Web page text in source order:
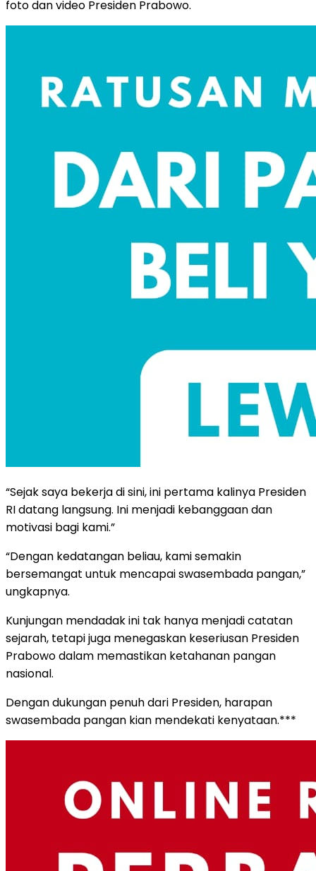
foto dan video Presiden Prabowo.
“Sejak saya bekerja di sini, ini pertama kalinya Presiden
RI datang langsung. Ini menjadi kebanggaan dan
motivasi bagi kami.”
“Dengan kedatangan beliau, kami semakin
bersemangat untuk mencapai swasembada pangan,”
ungkapnya.
Kunjungan mendadak ini tak hanya menjadi catatan
sejarah, tetapi juga menegaskan keseriusan Presiden
Prabowo dalam memastikan ketahanan pangan
nasional.
Dengan dukungan penuh dari Presiden, harapan
swasembada pangan kian mendekati kenyataan.***